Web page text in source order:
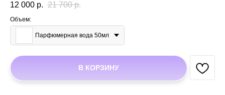
12 000 р. 21 700 р.
Объем:
Парфюмерная вода 50мл
В КОРЗИНУ